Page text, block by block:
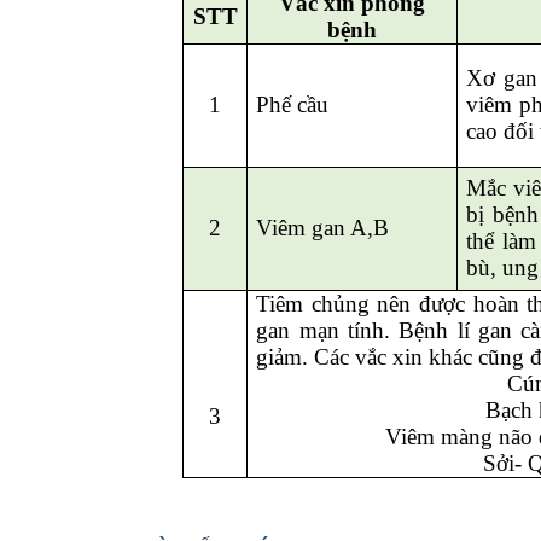
STT
bệnh
1 Phế cầu
Xơ
viêm
cao đối
2 Viêm gan A,B
Mắc
bị
thể
bù,
3
Tiêm chủng nên được hoàn
gan mạn tính. Bệnh lí gan
giảm. Các vắc xin khác cũng
Bạch
Viêm màng
Sởi-